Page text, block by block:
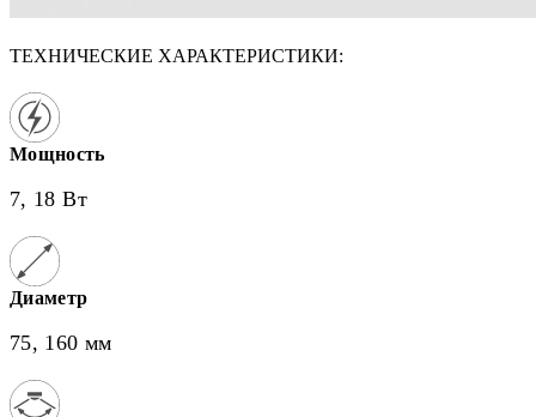
ТЕХНИЧЕСКИЕ ХАРАКТЕРИСТИКИ:
Мощность
7, 18 Вт
Диаметр
75, 160 мм